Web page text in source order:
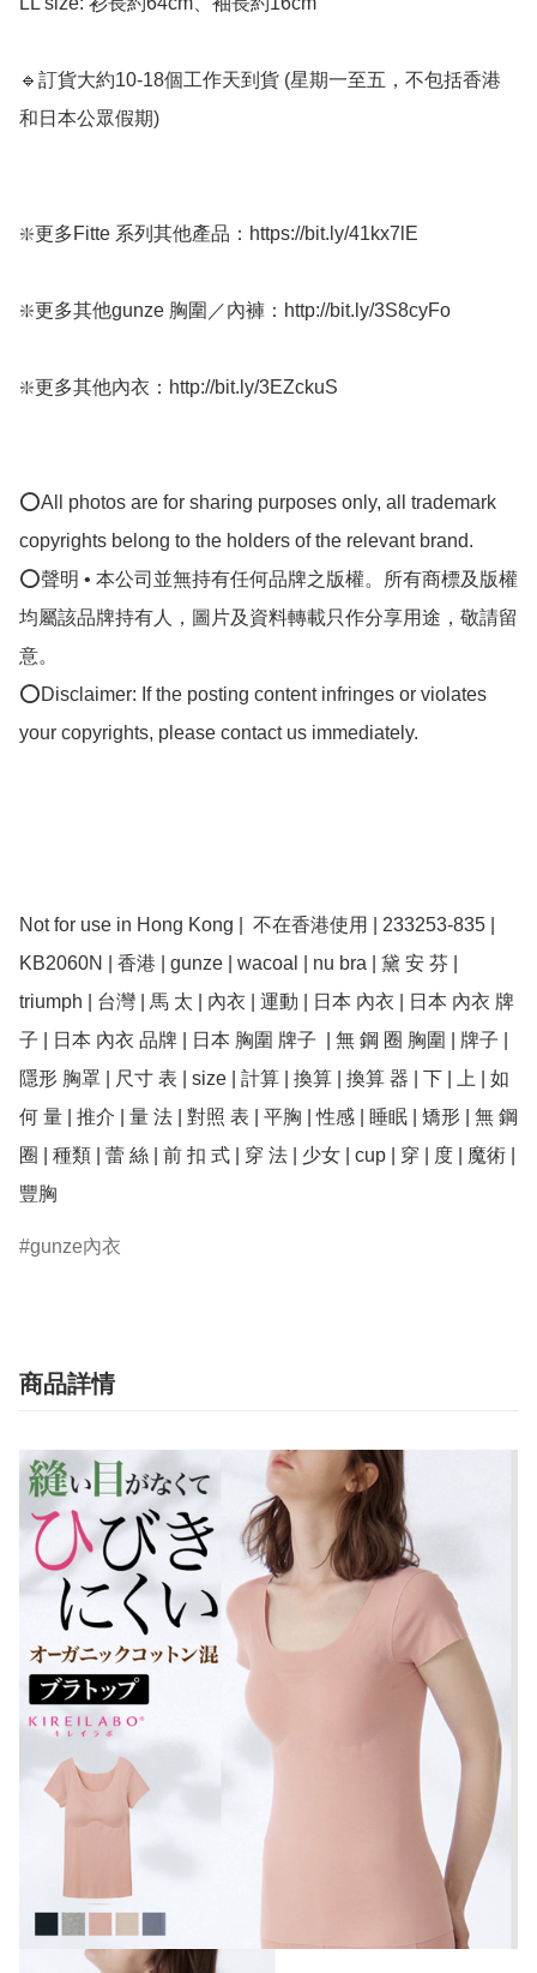
🔹訂貨大約10-18個工作天到貨 (星期一至五，不包括香港
和日本公眾假期) ﻿
❇️更多Fitte 系列其他產品：https://bit.ly/41kx7lE
❇️更多其他gunze 胸圍／內褲：http://bit.ly/3S8cyFo
❇️更多其他內衣：http://bit.ly/3EZckuS
⭕All photos are for sharing purposes only, all trademark
copyrights belong to the holders of the relevant brand.
⭕聲明 • 本公司並無持有任何品牌之版權。所有商標及版權
均屬該品牌持有人，圖片及資料轉載只作分享用途，敬請留
意。
⭕Disclaimer: If the posting content infringes or violates
your copyrights, please contact us immediately.
Not for use in Hong Kong |  不在香港使用 | 233253-835 |
KB2060N | 香港 | gunze | wacoal | nu bra | 黛 安 芬 |
triumph | 台灣 | 馬 太 | 內衣 | 運動 | 日本 內衣 | 日本 內衣 牌
子 | 日本 內衣 品牌 | 日本 胸圍 牌子  | 無 鋼 圈 胸圍 | 牌子 |
隱形 胸罩 | 尺寸 表 | size | 計算 | 換算 | 換算 器 | 下 | 上 | 如
何 量 | 推介 | 量 法 | 對照 表 | 平胸 | 性感 | 睡眠 | 矯形 | 無 鋼
圈 | 種類 | 蕾 絲 | 前 扣 式 | 穿 法 | 少女 | cup | 穿 | 度 | 魔術 |
豐胸
gunze內衣
商品詳情